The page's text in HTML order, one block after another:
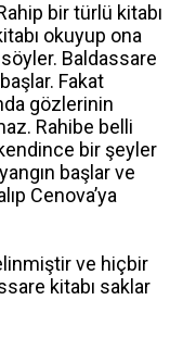
bir türlü kitabı
okuyup ona
Baldassare
Fakat
gözlerinin
Rahibe belli
bir şeyler
başlar ve
Cenova’ya
ve hiçbir
kitabı saklar